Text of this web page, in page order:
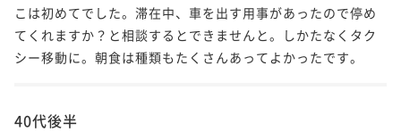
こは初めてでした。滞在中、車を出す用事があったので停め
てくれますか？と相談するとできませんと。しかたなくタク
シー移動に。朝食は種類もたくさんあってよかったです。
40代後半